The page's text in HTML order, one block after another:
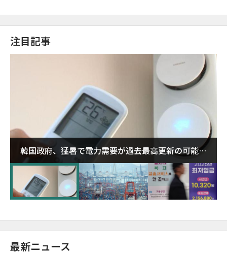
注目記事
韓国政府、猛暑で電力需要が過去最高更新の可能性
に需給対応体制を点検
最新ニュース